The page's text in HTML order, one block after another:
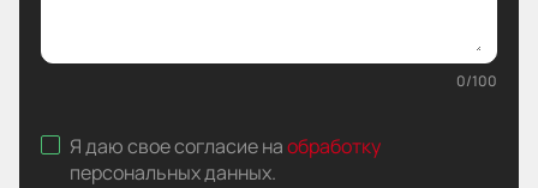
0/100
Я даю свое согласие наобработку
персональных данных.